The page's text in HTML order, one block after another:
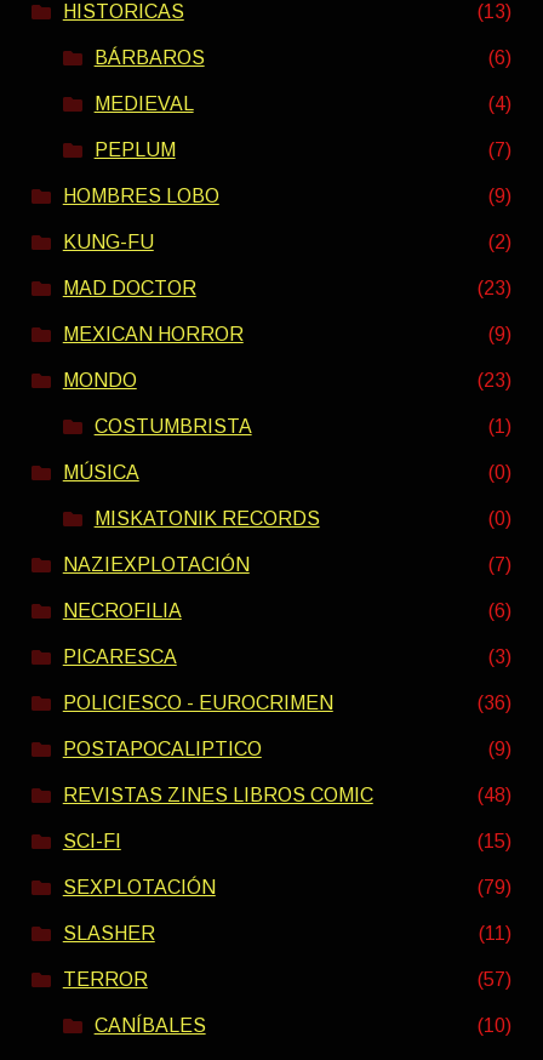
HISTORICAS (13)
BÁRBAROS (6)
MEDIEVAL (4)
PEPLUM (7)
HOMBRES LOBO (9)
KUNG-FU (2)
MAD DOCTOR (23)
MEXICAN HORROR (9)
MONDO (23)
COSTUMBRISTA (1)
MÚSICA (0)
MISKATONIK RECORDS (0)
NAZIEXPLOTACIÓN (7)
NECROFILIA (6)
PICARESCA (3)
POLICIESCO - EUROCRIMEN (36)
POSTAPOCALIPTICO (9)
REVISTAS ZINES LIBROS COMIC (48)
SCI-FI (15)
SEXPLOTACIÓN (79)
SLASHER (11)
TERROR (57)
CANÍBALES (10)